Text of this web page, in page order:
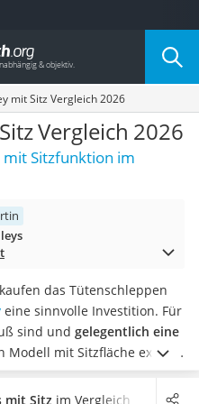
mit Sitz Vergleich 2026
Vergleich 2026
Sitzfunktion im
das Tütenschleppen
eine sinnvolle Investition. Für
sind und gelegentlich eine
Modell mit Sitzfläche explizit
hervorgeht, schränkt der
keinesfalls ein. Wählen
mit Sitz im Vergleich